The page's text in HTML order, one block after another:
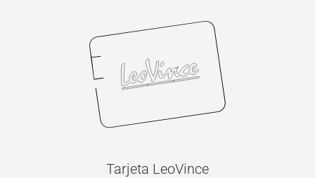
Tarjeta LeoVince